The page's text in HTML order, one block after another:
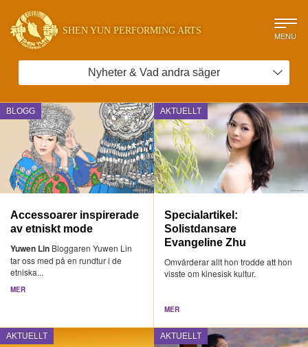
SHEN YUN PERFORMING ARTS MENU
Nyheter & Vad andra säger
BLOGG
Accessoarer inspirerade
av etniskt mode
Yuwen Lin Bloggaren Yuwen Lin
tar oss med på en rundtur i de
etniska...
MER
AKTUELLT
Specialartikel:
Solistdansare
Evangeline Zhu
Omvärderar allt hon trodde att hon
visste om kinesisk kultur.
MER
AKTUELLT AKTUELLT